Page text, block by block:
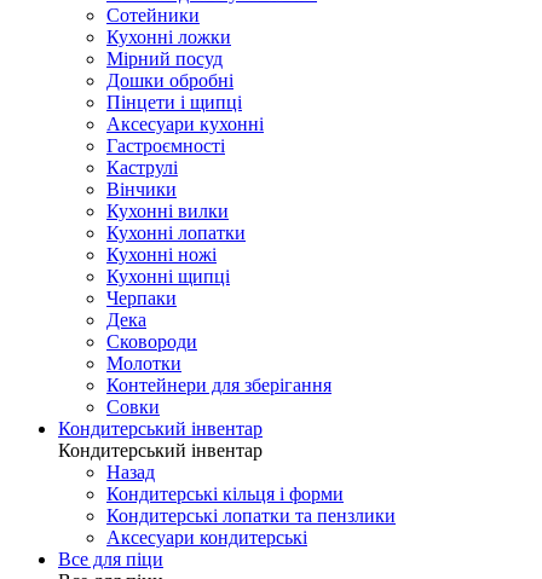
Сотейники
Кухонні ложки
Мірний посуд
Дошки обробні
Пінцети і щипці
Аксесуари кухонні
Гастроємності
Каструлі
Вінчики
Кухонні вилки
Кухонні лопатки
Кухонні ножі
Кухонні щипці
Черпаки
Дека
Сковороди
Молотки
Контейнери для зберігання
Совки
Кондитерський інвентар
Кондитерський інвентар
Назад
Кондитерські кільця і форми
Кондитерські лопатки та пензлики
Аксесуари кондитерські
Все для піци